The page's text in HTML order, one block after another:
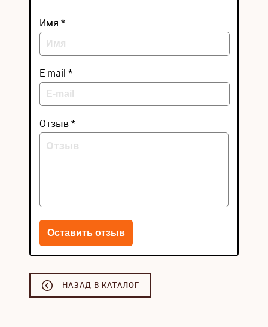
Имя *
E-mail *
Отзыв *
НАЗАД В КАТАЛОГ